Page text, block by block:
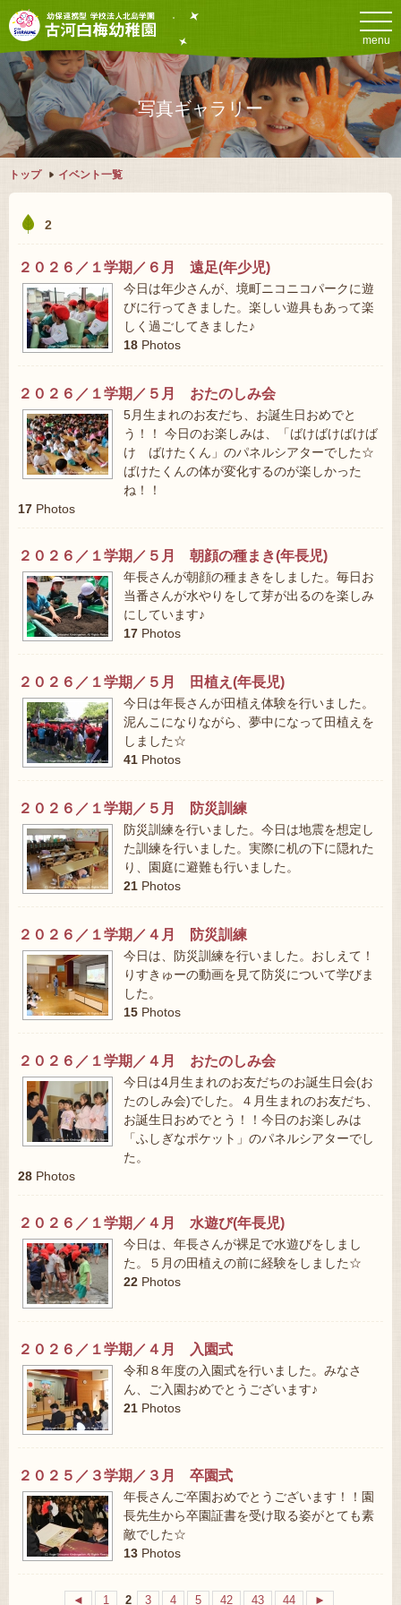
menu
写真ギャラリー
トップ イベント一覧
2
２０２６／１学期／６月 遠足(年少児)
今日は年少さんが、境町ニコニコパークに遊
びに行ってきました。楽しい遊具もあって楽
しく過ごしてきました♪
18 Photos
２０２６／１学期／５月 おたのしみ会
5月生まれのお友だち、お誕生日おめでと
う！！ 今日のお楽しみは、「ばけばけばけば
け ばけたくん」のパネルシアターでした☆
ばけたくんの体が変化するのが楽しかった
ね！！
17 Photos
２０２６／１学期／５月 朝顔の種まき(年長児)
年長さんが朝顔の種まきをしました。毎日お
当番さんが水やりをして芽が出るのを楽しみ
にしています♪
17 Photos
２０２６／１学期／５月 田植え(年長児)
今日は年長さんが田植え体験を行いました。
泥んこになりながら、夢中になって田植えを
しました☆
41 Photos
２０２６／１学期／５月 防災訓練
防災訓練を行いました。今日は地震を想定し
た訓練を行いました。実際に机の下に隠れた
り、園庭に避難も行いました。
21 Photos
２０２６／１学期／４月 防災訓練
今日は、防災訓練を行いました。おしえて！
りすきゅーの動画を見て防災について学びま
した。
15 Photos
２０２６／１学期／４月 おたのしみ会
今日は4月生まれのお友だちのお誕生日会(お
たのしみ会)でした。４月生まれのお友だち、
お誕生日おめでとう！！今日のお楽しみは
「ふしぎなポケット」のパネルシアターでし
た。
28 Photos
２０２６／１学期／４月 水遊び(年長児)
今日は、年長さんが裸足で水遊びをしまし
た。５月の田植えの前に経験をしました☆
22 Photos
２０２６／１学期／４月 入園式
令和８年度の入園式を行いました。みなさ
ん、ご入園おめでとうございます♪
21 Photos
２０２５／３学期／３月 卒園式
年長さんご卒園おめでとうございます！！園
長先生から卒園証書を受け取る姿がとても素
敵でした☆
13 Photos
◄ 1 2 3 4 5 42 43 44 ►